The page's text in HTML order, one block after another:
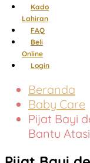
Kado
Lahiran
FAQ
Beli
Online
Login
Beranda
Baby Care
Pijat Bayi
Bantu